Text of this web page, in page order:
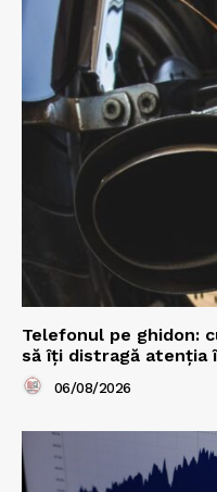
Telefonul pe ghidon:
să îți distragă atenția
06/08/2026